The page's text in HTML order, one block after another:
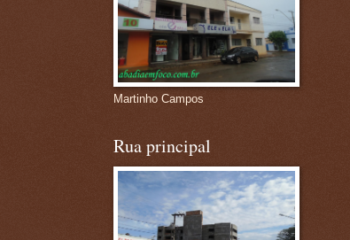
Martinho Campos
Rua principal